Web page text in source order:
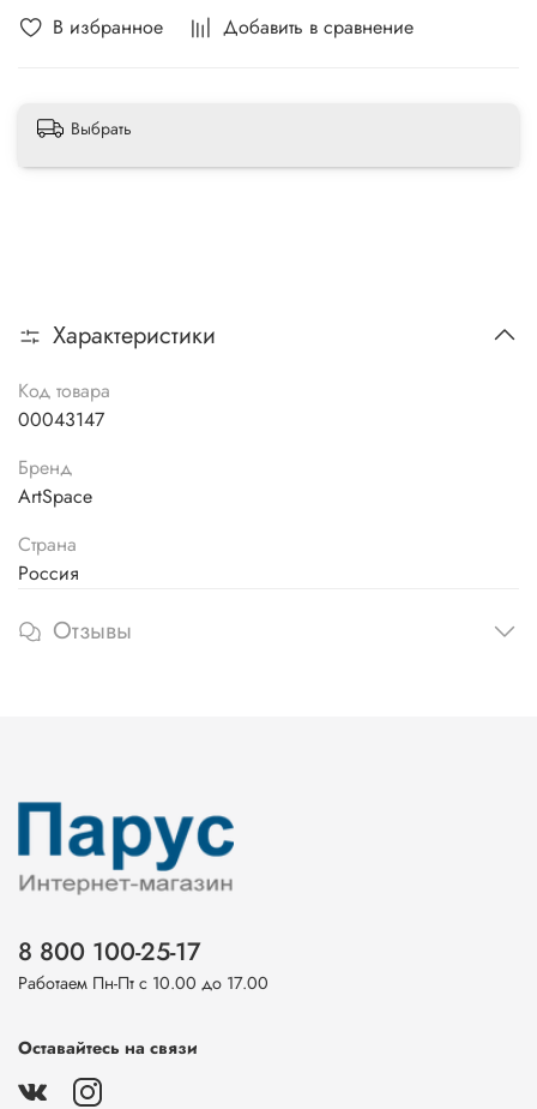
В избранное Добавить в сравнение
Выбрать
Характеристики
Код товара
00043147
Бренд
ArtSpace
Страна
Россия
Отзывы
8 800 100-25-17
Работаем Пн-Пт с 10.00 до 17.00
Оставайтесь на связи